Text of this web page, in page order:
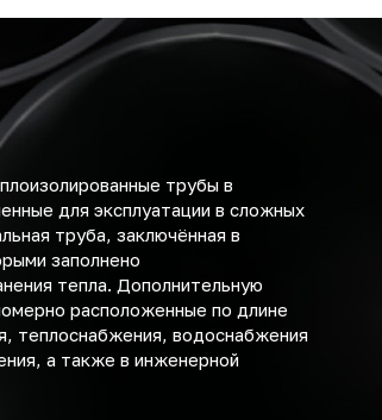
трубы в
для эксплуатации в сложных
труба, заключённая в
заполнено
тепла. Дополнительную
расположенные по длине
теплоснабжения, водоснабжения
а также в инженерной